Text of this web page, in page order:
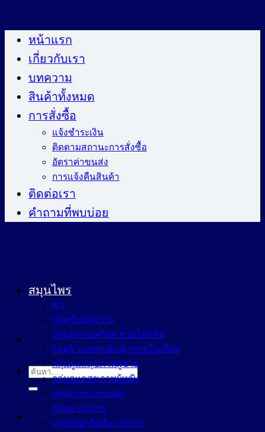
ไป
หน้าแรก
เกี่ยวกับเรา
บทความ
สินค้าทั้งหมด
การสั่งซื้อ
แจ้งชำระเงิน
ติดตามสถานะการสั่งซื้อ
อัตราค่าขนส่ง
การแจ้งคืนสินค้า
ติดต่อเรา
คำถามที่พบบ่อย
ค้นหา:
สมุนไพร
ชา
กลุ่มขับปัสสาวะ
กลุ่มคลายเครียด ช่วยให้หลับ
กลุ่มช่วยลดระดับน้ำตาลในเลือด
กลุ่มดูแลสุขภาพผู้ชาย
กลุ่มดูแลสุขภาพผู้หญิง
กลุ่มยาทาภายนอก
กลุ่มยาระบาย
กลุ่มรักษาริดสีดวงทวาร